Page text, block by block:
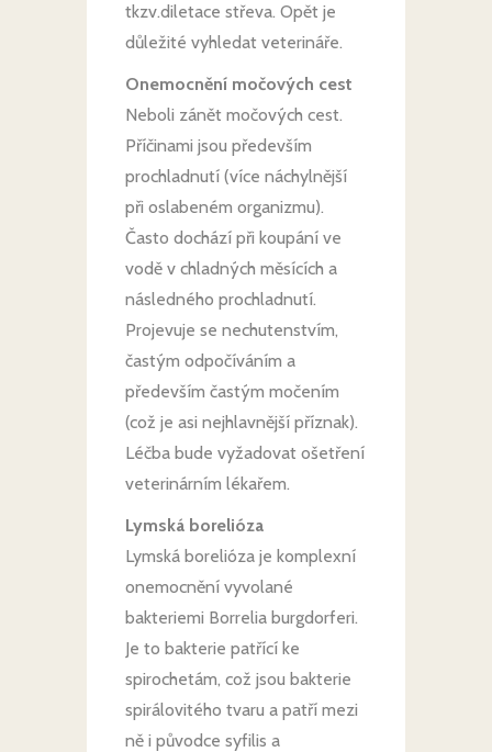
tkzv.diletace střeva. Opět je
důležité vyhledat veterináře.
Onemocnění močových cest
Neboli zánět močových cest.
Příčinami jsou především
prochladnutí (více náchylnější
při oslabeném organizmu).
Často dochází při koupání ve
vodě v chladných měsících a
následného prochladnutí.
Projevuje se nechutenstvím,
častým odpočíváním a
především častým močením
(což je asi nejhlavnější příznak).
Léčba bude vyžadovat ošetření
veterinárním lékařem.
Lymská borelióza
Lymská borelióza je komplexní
onemocnění vyvolané
bakteriemi Borrelia burgdorferi.
Je to bakterie patřící ke
spirochetám, což jsou bakterie
spirálovitého tvaru a patří mezi
ně i původce syfilis a